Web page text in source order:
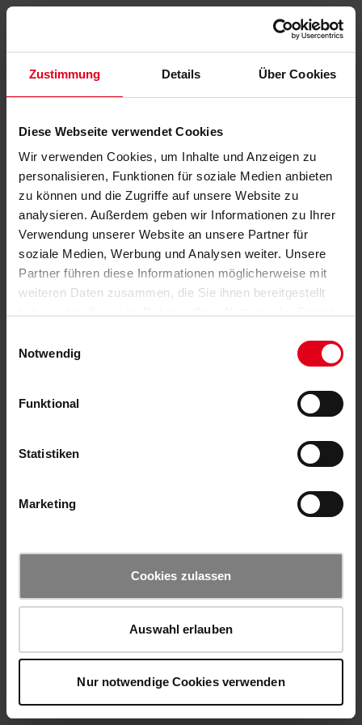
Zustimmung Details Über Cookies
Diese Webseite verwendet Cookies
Wir verwenden Cookies, um Inhalte und Anzeigen zu
personalisieren, Funktionen für soziale Medien anbieten
zu können und die Zugriffe auf unsere Website zu
analysieren. Außerdem geben wir Informationen zu Ihrer
Verwendung unserer Website an unsere Partner für
soziale Medien, Werbung und Analysen weiter. Unsere
Partner führen diese Informationen möglicherweise mit
weiteren Daten zusammen, die Sie ihnen bereitgestellt
Notwendig
Funktional
Statistiken
Marketing
Cookies zulassen
Auswahl erlauben
Nur notwendige Cookies verwenden